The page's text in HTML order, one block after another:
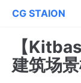
CG STAION
【
建筑场